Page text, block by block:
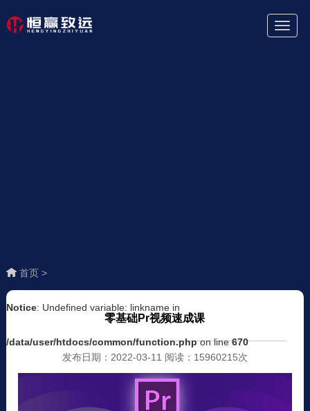
首页 >
Notice: Undefined variable: linkname in
/data/user/htdocs/common/function.phpon line670
零基础Pr视频速成课
发布日期：2022-03-11 阅读：15960215次